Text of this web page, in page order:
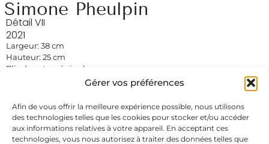
Gérer vos préférences
Afin de vous offrir la meilleure expérience possible, nous utilisons
des technologies telles que les cookies pour stocker et/ou accéder
aux informations relatives à votre appareil. En acceptant ces
technologies, vous nous autorisez à traiter des données telles que
Simone Pheulpin
Détail VII
2021
Largeur: 38 cm
Hauteur: 25 cm
Plis de coton, épingles
Vendu
Demande d'informations